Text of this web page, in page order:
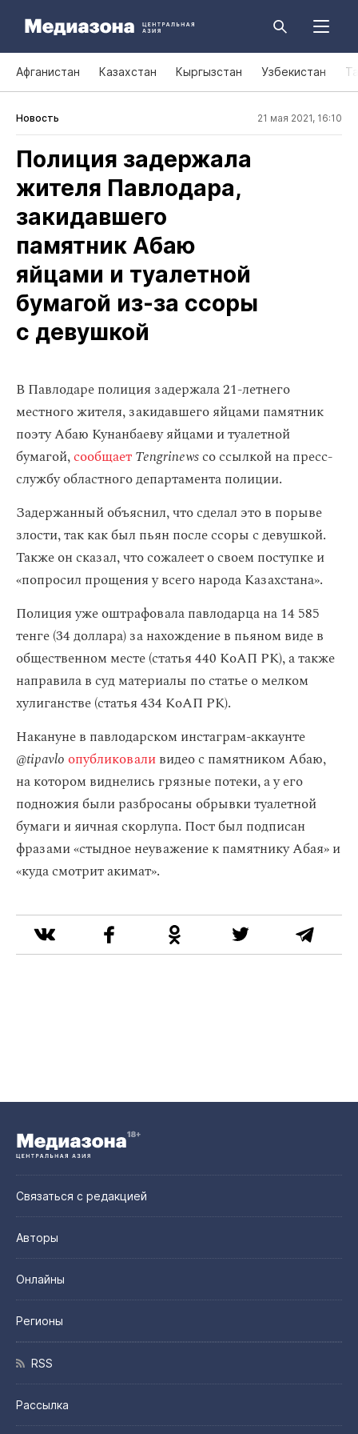
Афганистан Казахстан Кыргызстан Узбекистан
Новость 21 мая 2021, 16:10
Полиция задержала
жителя Павлодара,
закидавшего
памятник Абаю
яйцами и туалетной
бумагой из‑за ссоры
с девушкой
В Павлодаре полиция задержала 21-летнего
местного жителя, закидавшего яйцами памятник
поэту Абаю Кунанбаеву яйцами и туалетной
бумагой,сообщаетTengrinewsсо ссылкой на пресс-
службу областного департамента полиции.
Задержанный объяснил, что сделал это в порыве
злости, так как был пьян после ссоры с девушкой.
Также он сказал, что сожалеет о своем поступке и
«попросил прощения у всего народа Казахстана».
Полиция уже оштрафовала павлодарца на 14 585
тенге (34 доллара) за нахождение в пьяном виде в
общественном месте (статья 440 КоАП РК), а также
направила в суд материалы по статье о мелком
хулиганстве (статья 434 КоАП РК).
Накануне в павлодарском инстаграм-аккаунте
@tipavlo опубликоваливидео с памятником Абаю,
на котором виднелись грязные потеки, а у его
подножия были разбросаны обрывки туалетной
бумаги и яичная скорлупа. Пост был подписан
фразами «стыдное неуважение к памятнику Абая» и
«куда смотрит акимат».
Связаться с редакцией
Авторы
Онлайны
Регионы
RSS
Рассылка